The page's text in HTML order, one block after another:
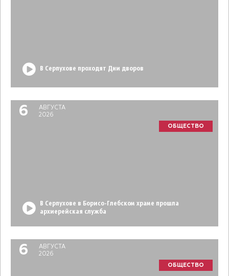
В Серпухове проходят Дни дворов
6
АВГУСТА
2026
ОБЩЕСТВО
В Серпухове в Борисо-Глебском храме прошла
архиерейская служба
6
АВГУСТА
2026
ОБЩЕСТВО